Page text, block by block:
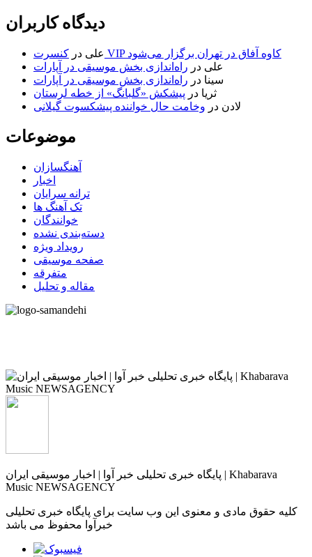
دیدگاه کاربران
علی در
کنسرت VIP کاوه آفاق در تهران برگزار می‌شود
علی در راه‌اندازی بخش موسیقی در آپارات
سینا در راه‌اندازی بخش موسیقی در آپارات
ثریا در پیشکش «گلبانگ» از خطه لرستان
لادن در وخامت حال خواننده پیشکسوت گیلانی
موضوعات
آهنگسازان
اخبار
ترانه سرایان
تک آهنگ ها
خوانندگان
دسته‌بندی نشده
رویداد ویژه
صفحه موسیقی
متفرقه
مقاله و تحلیل
پایگاه خبری تحلیلی خبر آوا | اخبار موسیقی ایران | Khabarava
Music NEWSAGENCY
کلیه حقوق مادی و معنوی این وب سایت برای پایگاه خبری تحلیلی
خبرآوا محفوظ می باشد